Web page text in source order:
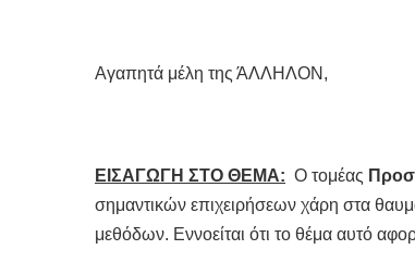
Αγαπητά μέλη της ΆΛΛΗΛΟΝ,
ΕΙΣΑΓΩΓΗ ΣΤΟ ΘΕΜΑ: Ο τομέας
σημαντικών επιχειρήσεων χάρη στα
μεθόδων. Εννοείται ότι το θέμα αυτό